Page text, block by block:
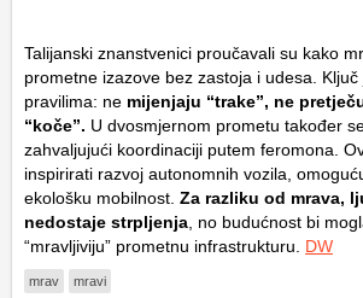
Talijanski znanstvenici proučavali su kako
prometne izazove bez zastoja i udesa.
pravilima: ne mijenjaju “trake”, ne
“koče”. U dvosmjernom prometu također
zahvaljujući koordinaciji putem feromona.
inspirirati razvoj autonomnih vozila,
ekološku mobilnost. Za razliku od mrava,
nedostaje strpljenja , no budućnost bi
“mravljiviju” prometnu infrastrukturu. DW
mrav mravi